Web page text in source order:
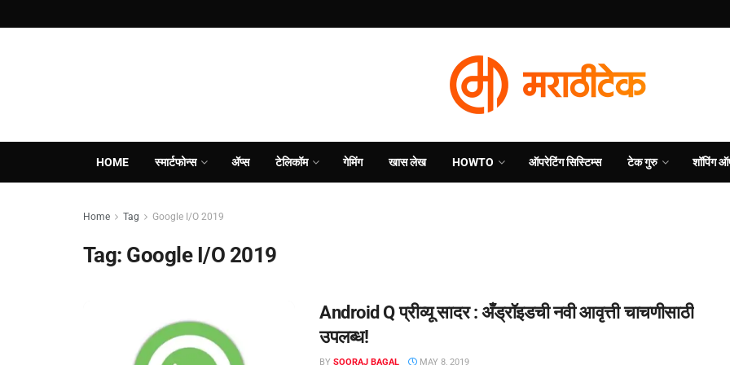
HOME स्मार्टफोन्स ॲप्स टेलिकॉम गेमिंग खास लेख HOWTO ऑपरेटिंग सिस्टिम्स टेक गुरु शॉपिंग
Home Tag Google I/O 2019
Tag: Google I/O 2019
Android Q प्रीव्यू सादर : अँड्रॉइडची नवी आवृत्ती चाचणीसाठी
उपलब्ध!
BY SOORAJ BAGAL MAY 8, 2019